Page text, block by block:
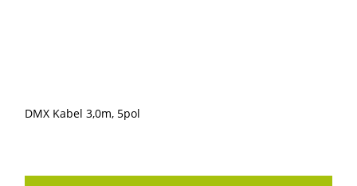
DMX Kabel 3,0m, 5pol